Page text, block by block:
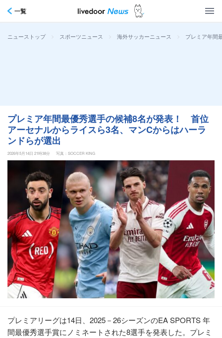
一覧
ニューストップ > スポーツニュース > 海外サッカーニュース > プレミア年間
プレミア年間最優秀選手の候補8名が発表！ 首位
アーセナルからライスら3名、マンCからはハーラ
ンドらが選出
2026年5月14日 21時38分 写真：SOCCER KING
プレミアリーグは14日、2025－26シーズンのEA SPORTS 年
間最優秀選手賞にノミネートされた8選手を発表した。プレミ